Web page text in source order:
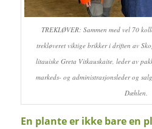
TREKLØVER: Sammen med vel 70
trekløveret viktige brikker i driften av
litauiske Greta Vitkauskaite, leder av
markeds- og administrasjonsleder og
Dæhlen.
En plante er ikke bare en